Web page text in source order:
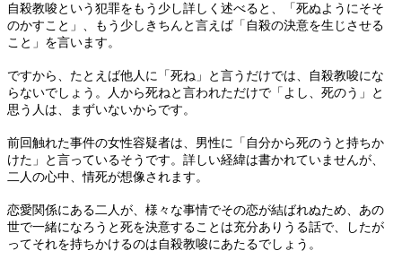
自殺教唆という犯罪をもう少し詳しく述べると、「死ぬようにそそ
のかすこと」、もう少しきちんと言えば「自殺の決意を生じさせる
こと」を言います。
ですから、たとえば他人に「死ね」と言うだけでは、自殺教唆にな
らないでしょう。人から死ねと言われただけで「よし、死のう」と
思う人は、まずいないからです。
前回触れた事件の女性容疑者は、男性に「自分から死のうと持ちか
けた」と言っているそうです。詳しい経緯は書かれていませんが、
二人の心中、情死が想像されます。
恋愛関係にある二人が、様々な事情でその恋が結ばれぬため、あの
世で一緒になろうと死を決意することは充分ありうる話で、したが
ってそれを持ちかけるのは自殺教唆にあたるでしょう。